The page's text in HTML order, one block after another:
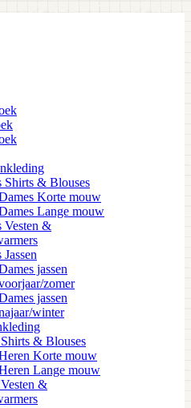
Shirts & Blouses
Korte mouw
Lange mouw
Vesten &
Jassen
jassen
zomer
jassen
winter
& Blouses
Korte mouw
Lange mouw
&